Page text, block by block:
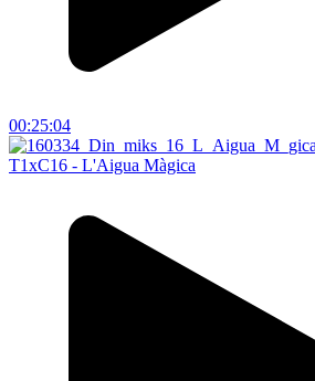
00:25:04
T1xC16 - L'Aigua Màgica